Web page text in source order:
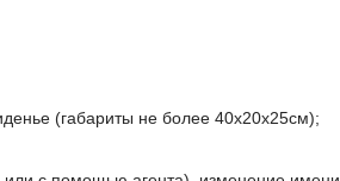
(габариты не более 40x20x25см);